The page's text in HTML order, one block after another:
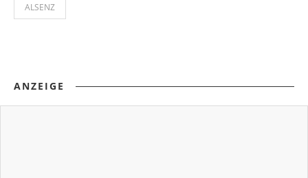
ALSENZ
ANZEIGE